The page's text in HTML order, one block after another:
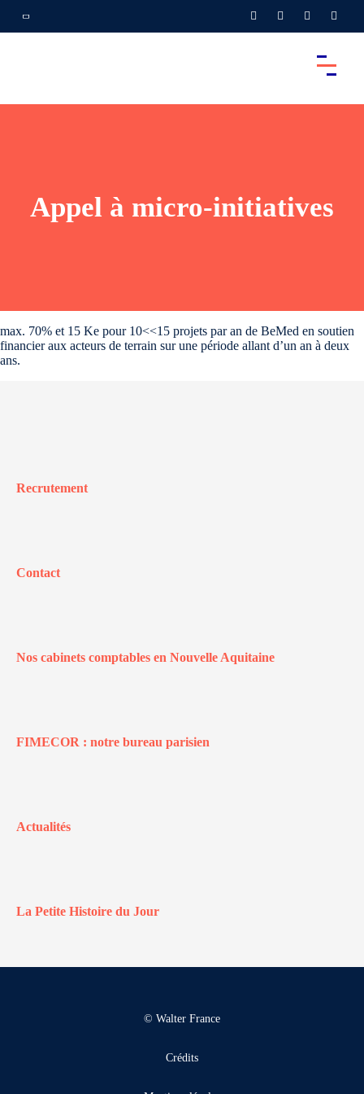
Appel à micro-initiatives
max. 70% et 15 Ke pour 10<<15 projets par an de BeMed en soutien
financier aux acteurs de terrain sur une période allant d’un an à deux
ans.
Recrutement
Contact
Nos cabinets comptables en Nouvelle Aquitaine
FIMECOR : notre bureau parisien
Actualités
La Petite Histoire du Jour
© Walter France
Crédits